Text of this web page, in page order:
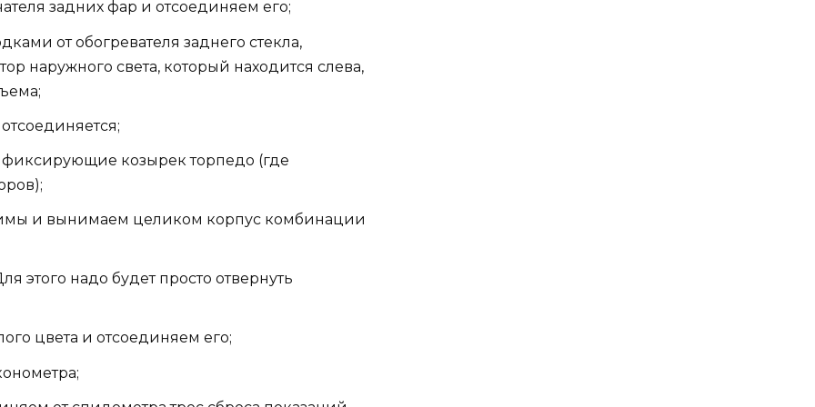
задних фар и отсоединяем его;
от обогревателя заднего стекла,
наружного света, который находится слева,
козырек торпедо (где
и вынимаем целиком корпус комбинации
этого надо будет просто отвернуть
цвета и отсоединяем его;